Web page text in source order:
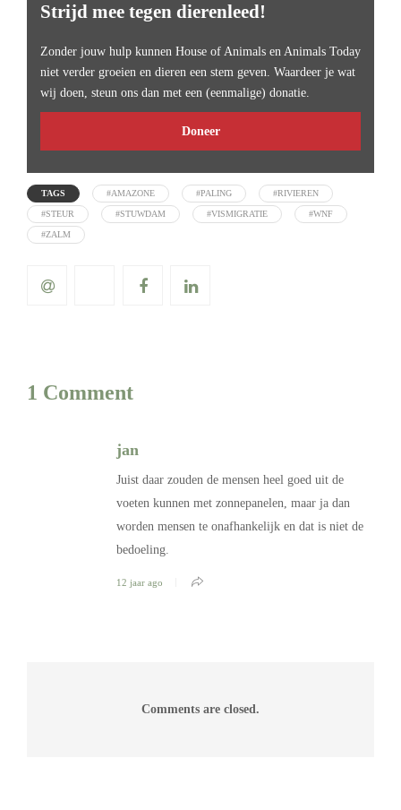
Strijd mee tegen dierenleed!
Zonder jouw hulp kunnen House of Animals en Animals Today
niet verder groeien en dieren een stem geven. Waardeer je wat
wij doen, steun ons dan met een (eenmalige) donatie.
Doneer
TAGS #AMAZONE #PALING #RIVIEREN
#STEUR #STUWDAM #VISMIGRATIE #WNF
#ZALM
1 Comment
jan
Juist daar zouden de mensen heel goed uit de
voeten kunnen met zonnepanelen, maar ja dan
worden mensen te onafhankelijk en dat is niet de
bedoeling.
12 jaar ago
Comments are closed.